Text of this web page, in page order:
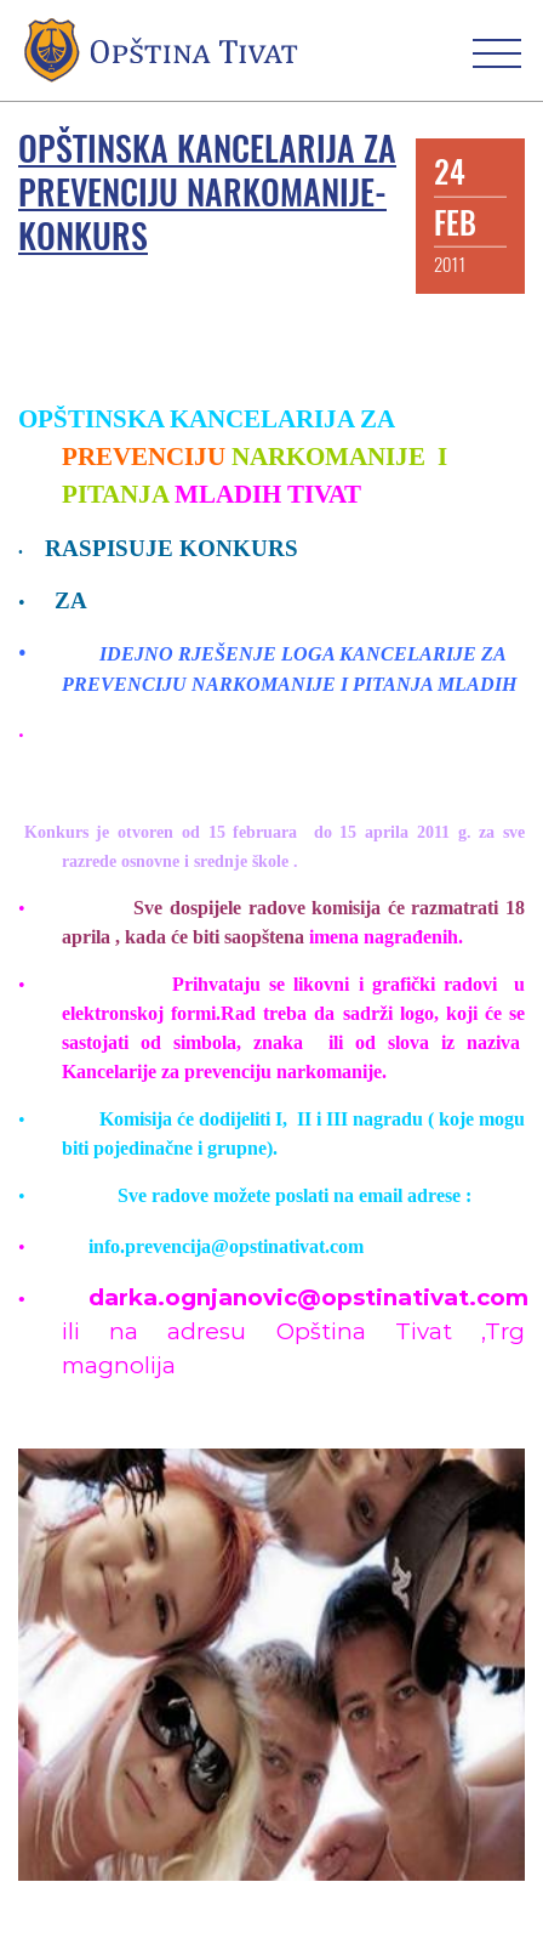
OPŠTINSKA KANCELARIJA ZA
PREVENCIJU NARKOMANIJE-
KONKURS
24
FEB
2011
OPŠTINSKA KANCELARIJA ZA
PREVENCIJU NARKOMANIJE I
PITANJA MLADIH TIVAT
• RASPISUJE KONKURS
• ZA
•
IDEJNO RJEŠENJE LOGA KANCELARIJE ZA
PREVENCIJU NARKOMANIJE I PITANJA MLADIH
•
Konkurs je otvoren od 15 februara do 15 aprila 2011 g. za sve
razrede osnovne i srednje škole .
•
Sve dospijele radove komisija će razmatrati 18
aprila , kada će biti saopštena imena nagrađenih.
• Prihvataju se likovni i grafički radovi
u
elektronskoj formi.Rad treba da sadrži logo, koji će se
sastojati od simbola, znaka
ili od slova iz naziva
Kancelarije za prevenciju narkomanije.
• Komisija će dodijeliti I, II i III nagradu ( koje mogu
biti pojedinačne i grupne).
• Sve radove možete poslati na email adrese :
• info.prevencija@opstinativat.com
•
darka.ognjanovic@opstinativat.com
ili na adresu Opština Tivat ,Trg
magnolija